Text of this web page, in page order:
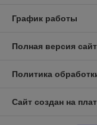
График работы
Полная версия
Политика
Сайт создан на